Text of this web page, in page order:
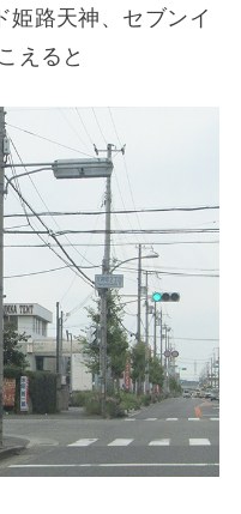
姫路天神、セブンイ
えると